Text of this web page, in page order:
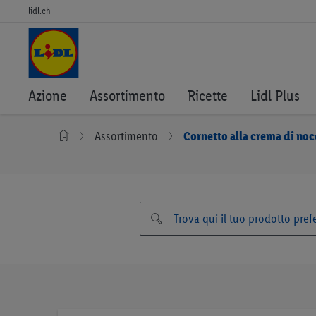
lidl.ch
Azione Assortimento Ricette Lidl Plus
Assortimento Cornetto alla crema di